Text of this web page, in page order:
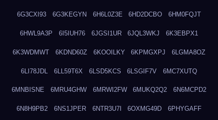
6G3CXI93 6G3KEGYN 6H6L0Z3E 6HD2DCBO 6HM0FQJT
6HWL9A3P 6I5IUH76 6JGSI1UR 6JQL3WKJ 6K3EBPX1
6K3WDMWT 6KDND60Z 6KOOILKY 6KPMGXPJ 6LGMA8OZ
6LI78JDL 6LL59T6X 6LSD5KCS 6LSGIF7V 6MC7XUTQ
6MNBISNE 6MRU4GHW 6MRWI2FW 6MUKQ2Q2 6N6MCPD2
6N8H9PB2 6NS1JPER 6NTR3U7I 6OXMG49D 6PHYGAFF